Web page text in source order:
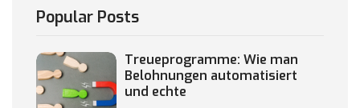
Popular Posts
Treueprogramme: Wie man
Belohnungen automatisiert
und echte